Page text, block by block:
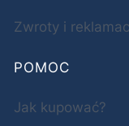
Zwroty i
POMOC
Jak kupować?